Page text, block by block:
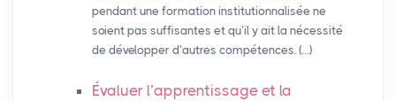
pendant une formation institutionnalisée ne
soient pas suffisantes et qu’il y ait la nécessité
de développer d’autres compétences. (…)
Évaluer l’apprentissage et la